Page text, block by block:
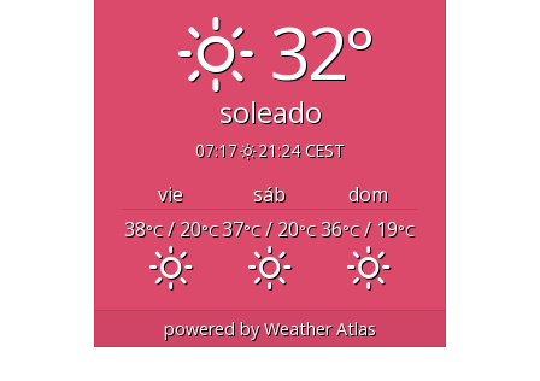
32°
soleado
07:17 21:24 CEST
vie sáb
dom
38°C/ 20°C37°C/ 20°C 36°C/ 19°C
powered byWeather Atlas